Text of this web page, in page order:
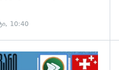
10:40